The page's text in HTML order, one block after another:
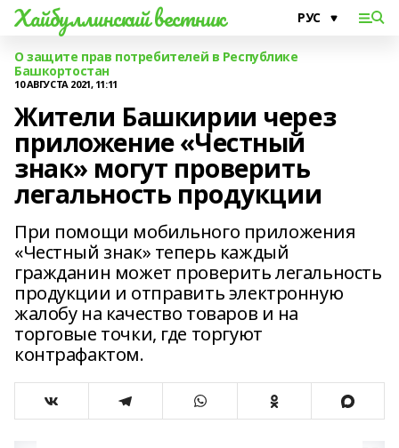
Хайбуллинский вестник
О защите прав потребителей в Республике
Башкортостан
10 АВГУСТА 2021, 11:11
Жители Башкирии через
приложение «Честный
знак» могут проверить
легальность продукции
При помощи мобильного приложения
«Честный знак» теперь каждый
гражданин может проверить легальность
продукции и отправить электронную
жалобу на качество товаров и на
торговые точки, где торгуют
контрафактом.